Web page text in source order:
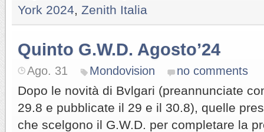
York 2024
Zenith Italia
Quinto G.W.D. Agosto’24
Ago. 31 Mondovision no comments
Dopo le novità di Bvlgari (preannunciate
29.8 e pubblicate il 29 e il 30.8), quelle
che scelgono il G.W.D. per completare la